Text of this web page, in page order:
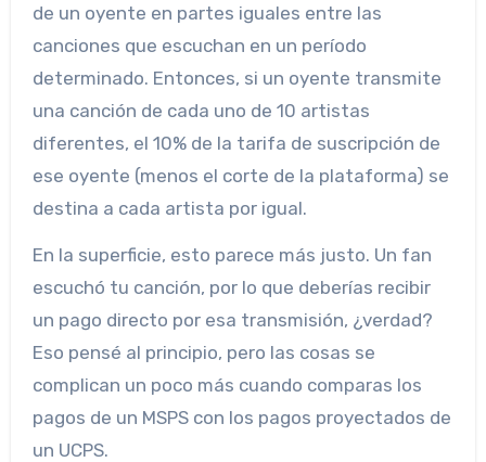
de un oyente en partes iguales entre las
canciones que escuchan en un período
determinado. Entonces, si un oyente transmite
una canción de cada uno de 10 artistas
diferentes, el 10% de la tarifa de suscripción de
ese oyente (menos el corte de la plataforma) se
destina a cada artista por igual.
En la superficie, esto parece más justo. Un fan
escuchó tu canción, por lo que deberías recibir
un pago directo por esa transmisión, ¿verdad?
Eso pensé al principio, pero las cosas se
complican un poco más cuando comparas los
pagos de un MSPS con los pagos proyectados de
un UCPS.